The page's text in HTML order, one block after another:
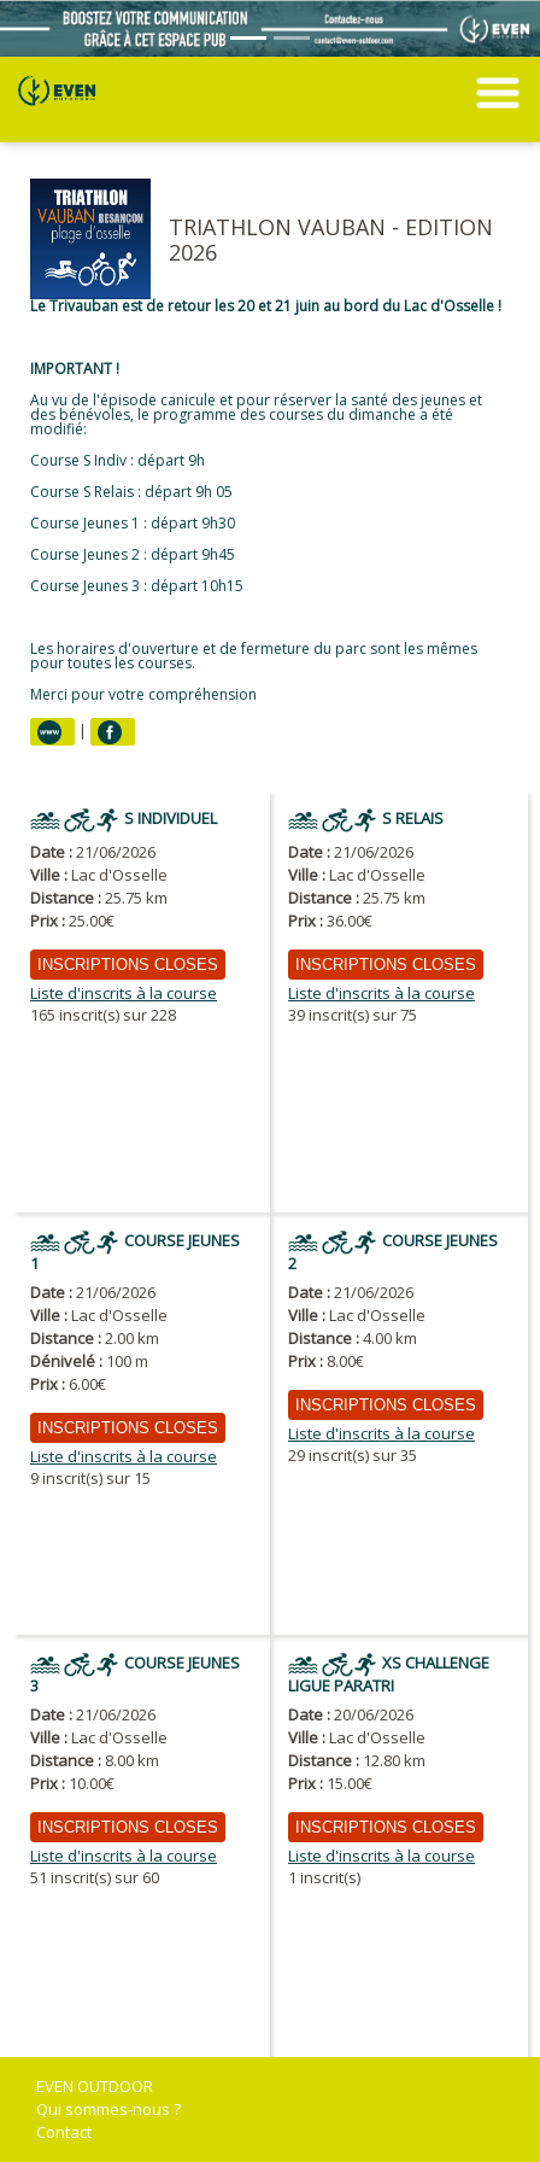
TRIATHLON VAUBAN - EDITION
2026
Le Trivauban est de retour les 20 et 21 juin au bord du Lac d'Osselle !
IMPORTANT !
Au vu de l'épisode canicule et pour réserver la santé des jeunes et
des bénévoles, le programme des courses du dimanche a été
modifié:
Course S Indiv : départ 9h
Course S Relais : départ 9h 05
Course Jeunes 1 : départ 9h30
Course Jeunes 2 : départ 9h45
Course Jeunes 3 : départ 10h15
Les horaires d'ouverture et de fermeture du parc sont les mêmes
pour toutes les courses.
Merci pour votre compréhension
|
S INDIVIDUEL
Date :21/06/2026
Ville :Lac d'Osselle
Distance :25.75 km
Prix :25.00€
INSCRIPTIONS CLOSES
Liste d'inscrits à la course
165 inscrit(s) sur 228
S RELAIS
Date :21/06/2026
Ville :Lac d'Osselle
Distance :25.75 km
Prix :36.00€
INSCRIPTIONS CLOSES
Liste d'inscrits à la course
39 inscrit(s) sur 75
COURSE JEUNES
1
Date :21/06/2026
Ville :Lac d'Osselle
Distance :2.00 km
Dénivelé : 100 m
Prix : 6.00€
INSCRIPTIONS CLOSES
Liste d'inscrits à la course
9 inscrit(s) sur 15
COURSE JEUNES
2
Date :21/06/2026
Ville :Lac d'Osselle
Distance :4.00 km
Prix : 8.00€
INSCRIPTIONS CLOSES
Liste d'inscrits à la course
29 inscrit(s) sur 35
COURSE JEUNES
3
Date :21/06/2026
Ville :Lac d'Osselle
Distance : 8.00 km
Prix : 10.00€
INSCRIPTIONS CLOSES
Liste d'inscrits à la course
51 inscrit(s) sur 60
XS CHALLENGE
LIGUE PARATRI
Date :20/06/2026
Ville :Lac d'Osselle
Distance : 12.80 km
Prix : 15.00€
INSCRIPTIONS CLOSES
Liste d'inscrits à la course
1 inscrit(s)
EVEN OUTDOOR
Qui sommes-nous ?
Contact